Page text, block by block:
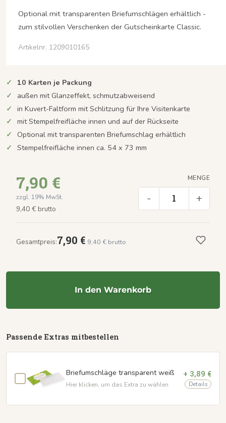
Optional mit transparenten Briefumschlägen erhältlich -
zum stilvollen Verschenken der Gutscheinkarte Classic.
Artikelnr. 1209010165
10 Karten je Packung
außen mit Glanzeffekt, schmutzabweisend
in Kuvert-Faltform mit Schlitzung für Ihre Visitenkarte
mit Stempelfreifläche innen und auf der Rückseite
Optional mit transparenten Briefumschlag erhältlich
Stempelfreifläche innen ca. 54 x 73 mm
7,90 €
zzgl. 19% MwSt.
9,40 € brutto
MENGE
- +
Gesamtpreis:7,90 € 9,40 € brutto
In den Warenkorb
Passende Extras mitbestellen
Briefumschläge transparent weiß
Hier klicken, um das Extra zu wählen
+ 3,89 €
Details